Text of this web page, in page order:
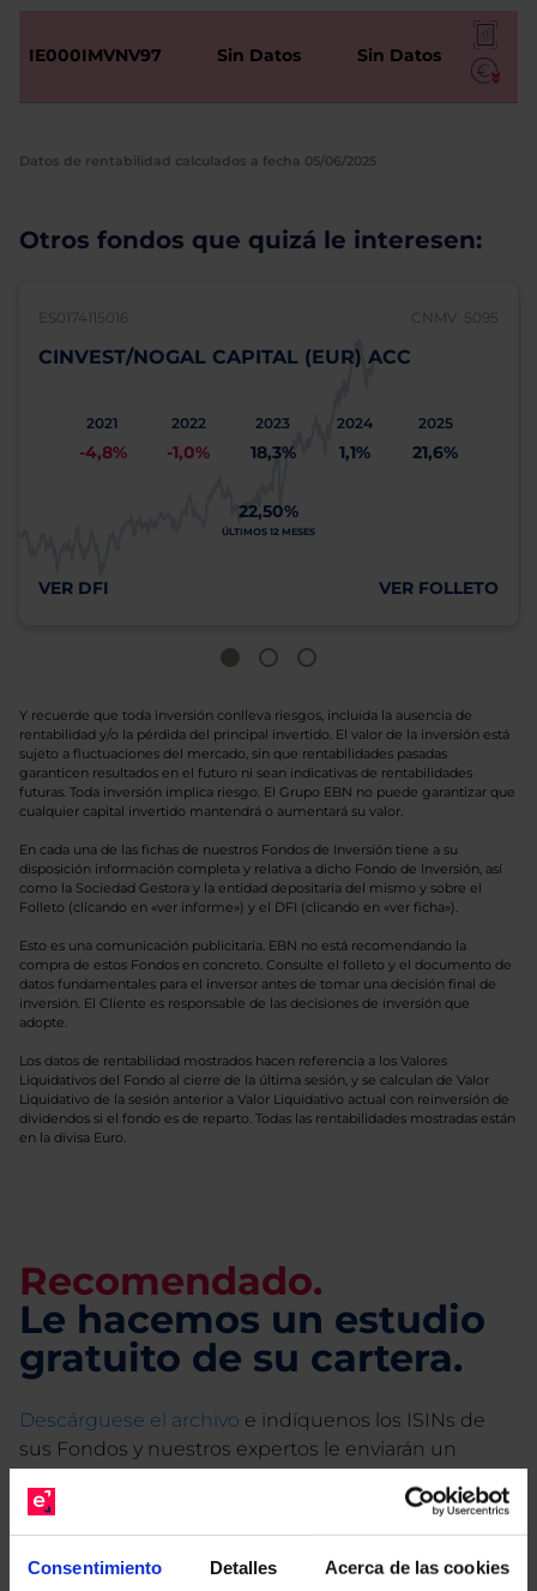
Consentimiento Detalles Acerca de las cookies
IE000IMVNV97 Sin Datos Sin Datos
Datos de rentabilidad calculados a fecha 05/06/2025
Otros fondos que quizá le interesen:
ES0174115016 CNMV: 5095
CINVEST/NOGAL CAPITAL (EUR) ACC
2021
-4,8%
2022
-1,0%
2023
18,3%
2024
1,1%
2025
21,6%
22,50%
ÚLTIMOS 12 MESES
VER DFI VER FOLLETO
Y recuerde que toda inversión conlleva riesgos, incluida la ausencia de
rentabilidad y/o la pérdida del principal invertido. El valor de la inversión está
sujeto a fluctuaciones del mercado, sin que rentabilidades pasadas
garanticen resultados en el futuro ni sean indicativas de rentabilidades
futuras. Toda inversión implica riesgo. El Grupo EBN no puede garantizar que
cualquier capital invertido mantendrá o aumentará su valor.
En cada una de las fichas de nuestros Fondos de Inversión tiene a su
disposición información completa y relativa a dicho Fondo de Inversión, así
como la Sociedad Gestora y la entidad depositaria del mismo y sobre el
Folleto (clicando en «ver informe») y el DFI (clicando en «ver ficha»).
Esto es una comunicación publicitaria. EBN no está recomendando la
compra de estos Fondos en concreto. Consulte el folleto y el documento de
datos fundamentales para el inversor antes de tomar una decisión final de
inversión. El Cliente es responsable de las decisiones de inversión que
adopte.
Los datos de rentabilidad mostrados hacen referencia a los Valores
Liquidativos del Fondo al cierre de la última sesión, y se calculan de Valor
Liquidativo de la sesión anterior a Valor Liquidativo actual con reinversión de
dividendos si el fondo es de reparto. Todas las rentabilidades mostradas están
en la divisa Euro.
Recomendado.
Le hacemos un estudio
gratuito de su cartera.
Descárguese el archivo e indíquenos los ISINs de
sus Fondos y nuestros expertos le enviarán un
Limpias con las que podrá ahorrar en sus costes.